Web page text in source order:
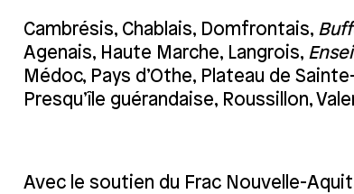
Cambrésis, Chablais, Domfrontais,
Agenais, Haute Marche, Langrois,
Médoc, Pays d’Othe, Plateau de
Presqu’île guérandaise, Roussillon,
Avec le soutien du Frac Nouvelle-